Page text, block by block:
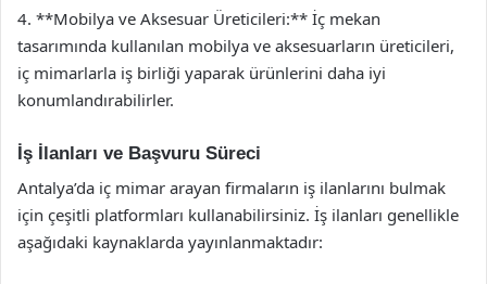
4. **Mobilya ve Aksesuar Üreticileri:** İç mekan
tasarımında kullanılan mobilya ve aksesuarların üreticileri,
iç mimarlarla iş birliği yaparak ürünlerini daha iyi
konumlandırabilirler.
İş İlanları ve Başvuru Süreci
Antalya’da iç mimar arayan firmaların iş ilanlarını bulmak
için çeşitli platformları kullanabilirsiniz. İş ilanları genellikle
aşağıdaki kaynaklarda yayınlanmaktadır: